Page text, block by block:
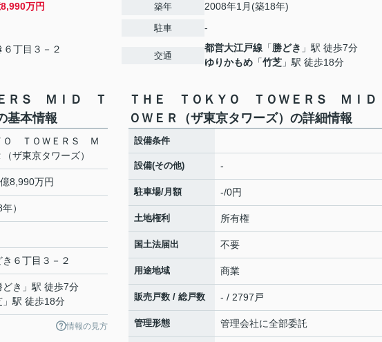
万円
６丁目３－２
築年 2008年1月(築18年)
駐車 -
交通
都営大江戸線 「勝どき 」駅 徒歩7分
ゆりかもめ 「竹芝 」駅 徒歩18分
ＲＳ ＭＩＤ Ｔ
基本情報
Ｏ ＴＯＷＥＲＳ Ｍ
ザ東京タワーズ）
8,990万円
）
き ６丁目３－２
どき 」駅 徒歩7分
」駅 徒歩18分
情報の見方
ＴＨＥ ＴＯＫＹＯ ＴＯＷＥＲＳ ＭＩ
ＯＷＥＲ（ザ東京タワーズ）の詳細情報
設備条件
設備(その他) -
駐車場/月額 -/0円
土地権利 所有権
国土法届出 不要
用途地域 商業
販売戸数 / 総戸数 - / 2797戸
管理形態 管理会社に全部委託